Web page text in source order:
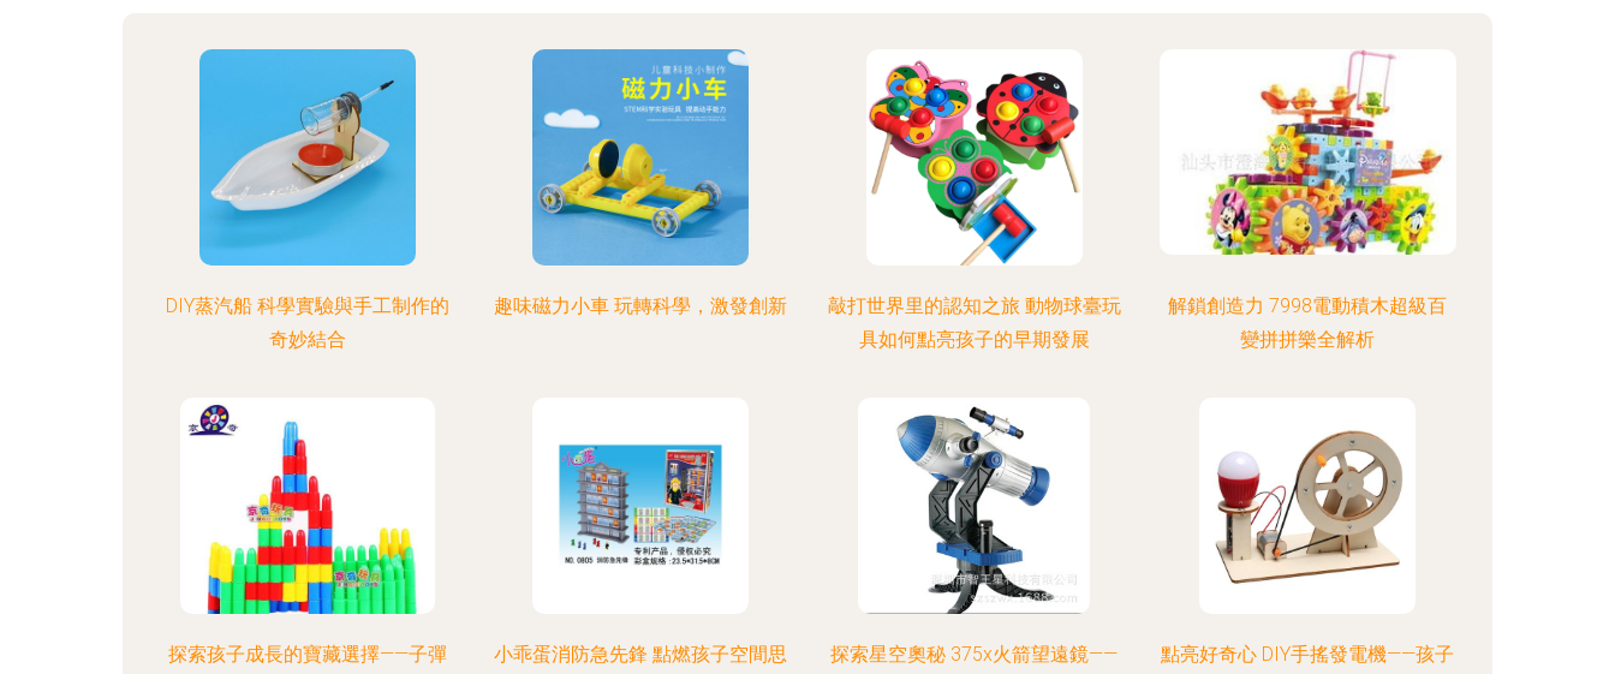
DIY蒸汽船 科學實驗與手工制作的
奇妙結合
趣味磁力小車 玩轉科學，激發創新
敲打世界里的認知之旅 動物球臺玩
具如何點亮孩子的早期發展
解鎖創造力 7998電動積木超級百
變拼拼樂全解析
探索孩子成長的寶藏選擇——子彈
小乖蛋消防急先鋒 點燃孩子空間思
探索星空奧秘 375x火箭望遠鏡——
點亮好奇心 DIY手搖發電機——孩子